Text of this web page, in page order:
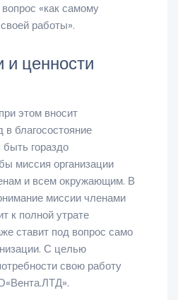
«как самому
работы».
и ценности
этом вносит
благосостояние
гораздо
миссия организации
и всем окружающим. В
миссии членами
к полной утрате
ставит под вопрос само
С целью
свою работу